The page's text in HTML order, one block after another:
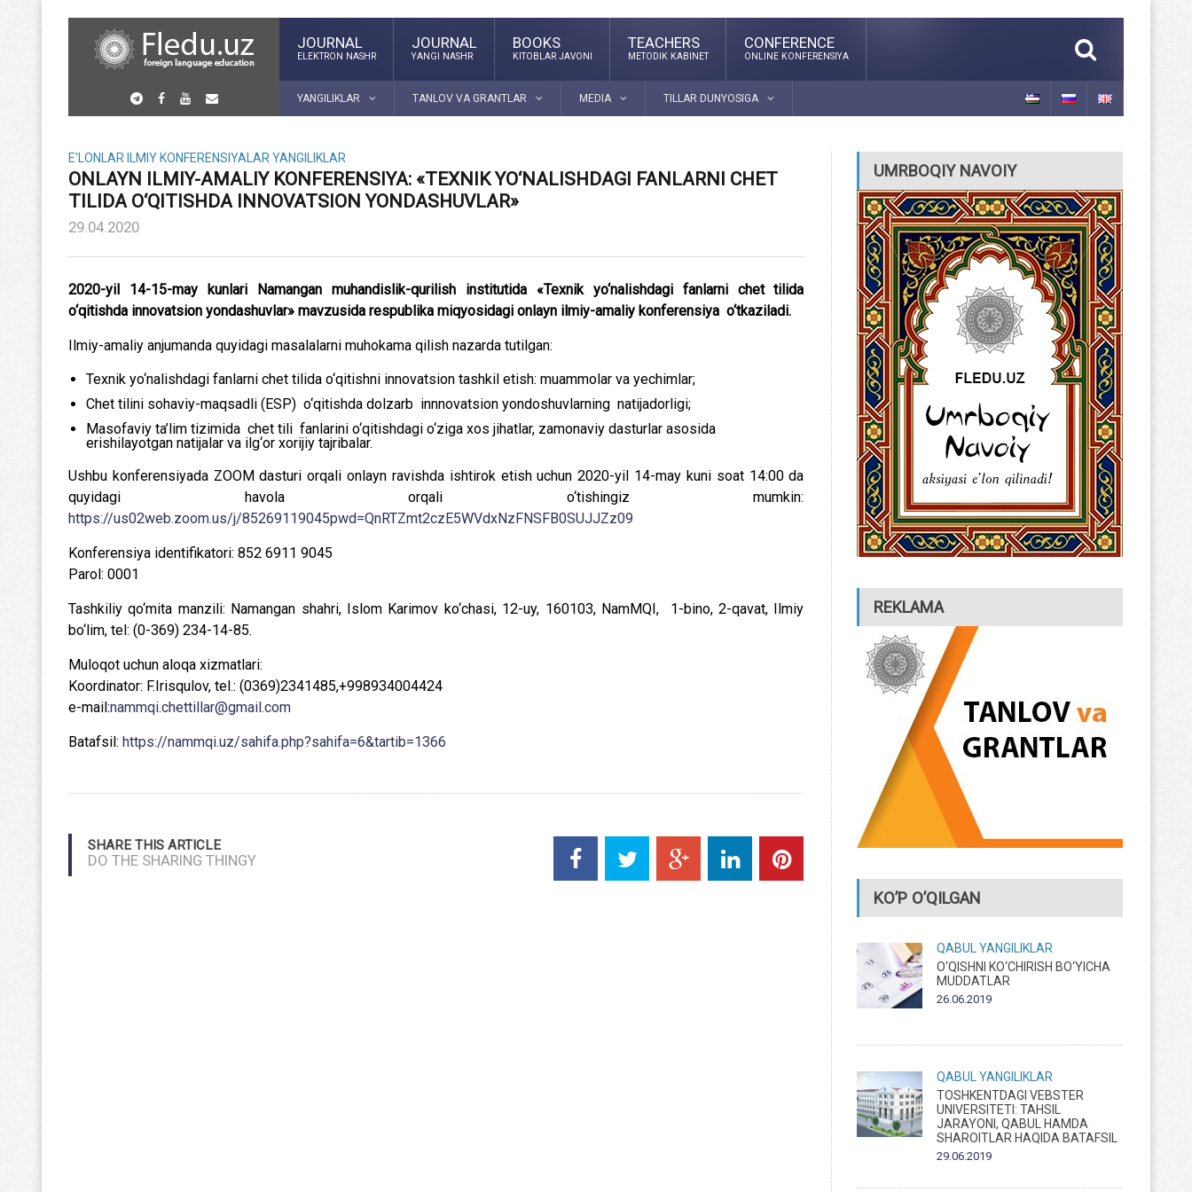
JOURNAL
ELEKTRON NASHR
JOURNAL
YANGI NASHR
BOOKS
KITOBLAR JAVONI
TEACHERS
METODIK KABINET
CONFERENCE
ONLINE KONFERENSIYA
YANGILIKLAR TANLOV VA GRANTLAR MEDIA TILLAR DUNYOSIGA
E'LONLAR ILMIY KONFERENSIYALAR YANGILIKLAR
ONLAYN ILMIY-AMALIY KONFERENSIYA: «TEXNIK YO‘NALISHDAGI FANLARNI CHET
TILIDA O‘QITISHDA INNOVATSION YONDASHUVLAR»
29.04.2020
2020-yil 14-15-may kunlari Namangan muhandislik-qurilish institutida «Texnik yo‘nalishdagi fanlarni chet tilida
o‘qitishda innovatsion yondashuvlar» mavzusida respublika miqyosidagi onlayn ilmiy-amaliy konferensiya o‘tkaziladi.
Ilmiy-amaliy anjumanda quyidagi masalalarni muhokama qilish nazarda tutilgan:
Texnik yo‘nalishdagi fanlarni chet tilida o‘qitishni innovatsion tashkil etish: muammolar va yechimlar;
Chet tilini sohaviy-maqsadli (ESP) o‘qitishda dolzarb innnovatsion yondoshuvlarning natijadorligi;
Masofaviy ta’lim tizimida chet tili fanlarini o‘qitishdagi o‘ziga xos jihatlar, zamonaviy dasturlar asosida
erishilayotgan natijalar va ilg‘or xorijiy tajribalar.
Ushbu konferensiyada ZOOM dasturi orqali onlayn ravishda ishtirok etish uchun 2020-yil 14-may kuni soat 14:00 da
quyidagi havola orqali o‘tishingiz mumkin:
https://us02web.zoom.us/j/85269119045pwd=QnRTZmt2czE5WVdxNzFNSFB0SUJJZz09
Konferensiya identifikatori: 852 6911 9045
Parol: 0001
Tashkiliy qo‘mita manzili: Namangan shahri, Islom Karimov ko‘chasi, 12-uy, 160103, NamMQI, 1-bino, 2-qavat, Ilmiy
bo‘lim, tel: (0-369) 234-14-85.
Muloqot uchun aloqa xizmatlari:
Koordinator: F.Irisqulov, tel.: (0369)2341485,+998934004424
e-mail:nammqi.chettillar@gmail.com
Batafsil: https://nammqi.uz/sahifa.php?sahifa=6&tartib=1366
SHARE THIS ARTICLE
DO THE SHARING THINGY
UMRBOQIY NAVOIY
REKLAMA
KO’P O’QILGAN
QABUL
YANGILIKLAR
O‘QISHNI KO‘CHIRISH BO‘YICHA
MUDDATLAR
26.06.2019
QABUL
YANGILIKLAR
TOSHKENTDAGI VEBSTER
UNIVERSITETI: TAHSIL
JARAYONI, QABUL HAMDA
SHAROITLAR HAQIDA BATAFSIL
29.06.2019